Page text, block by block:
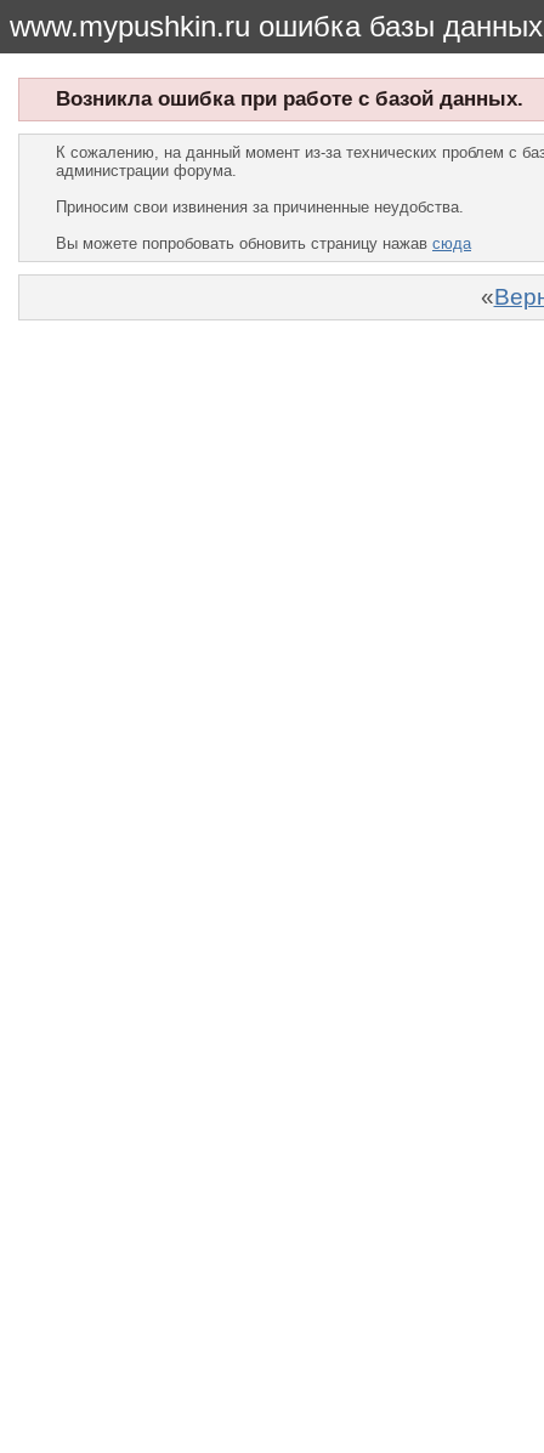
www.mypushkin.ru ошибка базы данных
Возникла ошибка при работе с базой данных.
К сожалению, на данный момент из-за технических проблем с
администрации форума.
Приносим свои извинения за причиненные неудобства.
Вы можете попробовать обновить страницу нажав сюда
«